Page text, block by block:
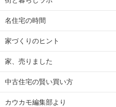
名住宅の時間
家づくりのヒント
家、売りました
中古住宅の賢い買い方
カウカモ編集部より